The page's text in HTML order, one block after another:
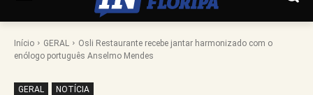
Início GERAL
Osli Restaurante recebe jantar harmonizado com o
enólogo português Anselmo Mendes
GERAL NOTÍCIA